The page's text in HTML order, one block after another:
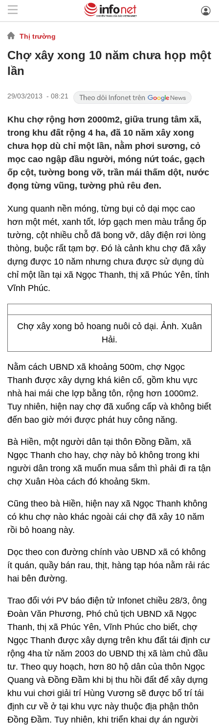
Thị trường
Chợ xây xong 10 năm chưa họp một
lần
29/03/2013 - 08:21
Khu chợ rộng hơn 2000m2, giữa trung tâm xã,
trong khu đất rộng 4 ha, đã 10 năm xây xong
chưa họp dù chỉ một lần, nằm phơi sương, cỏ
mọc cao ngập đầu người, móng nứt toác, gạch
ốp cột, tường bong vỡ, trần mái thấm dột, nước
đọng từng vũng, tường phủ rêu đen.
Xung quanh nền móng, từng bụi cỏ dại mọc cao
hơn một mét, xanh tốt, lớp gạch men màu trắng ốp
tường, cột nhiều chỗ đã bong vỡ, dây điện rơi lòng
thòng, buộc rất tạm bợ. Đó là cảnh khu chợ đã xây
dựng được 10 năm nhưng chưa được sử dụng dù
chỉ một lần tại xã Ngọc Thanh, thị xã Phúc Yên, tỉnh
Vĩnh Phúc.
Chợ xây xong bỏ hoang nuôi cỏ dại. Ảnh. Xuân
Hải.
Nằm cách UBND xã khoảng 500m, chợ Ngọc
Thanh được xây dựng khá kiên cố, gồm khu vực
nhà hai mái che lợp bằng tôn, rộng hơn 1000m2.
Tuy nhiên, hiện nay chợ đã xuống cấp và không biết
đến bao giờ mới được phát huy công năng.
Bà Hiền, một người dân tại thôn Đồng Đầm, xã
Ngọc Thanh cho hay, chợ này bỏ không trong khi
người dân trong xã muốn mua sắm thì phải đi ra tận
chợ Xuân Hòa cách đó khoảng 5km.
Cũng theo bà Hiền, hiện nay xã Ngọc Thanh không
có khu chợ nào khác ngoài cái chợ đã xây 10 năm
rồi bỏ hoang này.
Dọc theo con đường chính vào UBND xã có không
ít quán, quầy bán rau, thịt, hàng tạp hóa nằm rải rác
hai bên đường.
Trao đổi với PV báo điện tử Infonet chiều 28/3, ông
Đoàn Văn Phương, Phó chủ tịch UBND xã Ngọc
Thanh, thị xã Phúc Yên, Vĩnh Phúc cho biết, chợ
Ngọc Thanh được xây dựng trên khu đất tái định cư
rộng 4ha từ năm 2003 do UBND thị xã làm chủ đầu
tư. Theo quy hoạch, hơn 80 hộ dân của thôn Ngọc
Quang và Đồng Đầm khi bị thu hồi đất để xây dựng
khu vui chơi giải trí Hùng Vương sẽ được bố trí tái
định cư về ở tại khu vực này thuộc địa phận thôn
Đồng Đầm. Tuy nhiên, khi triển khai dự án người